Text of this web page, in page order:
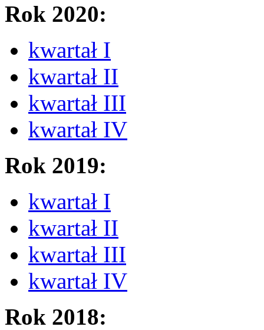
Rok 2020:
kwartał I
kwartał II
kwartał III
kwartał IV
Rok 2019:
kwartał I
kwartał II
kwartał III
kwartał IV
Rok 2018: